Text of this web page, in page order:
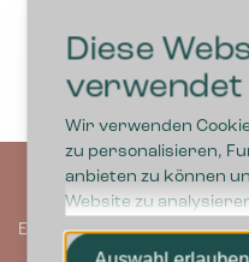
Diese
verwendet
Wir verwenden
zu personalisieren,
anbieten zu können
Website zu
Informationen zu
Website an unsere
EIN TOLLER FALL